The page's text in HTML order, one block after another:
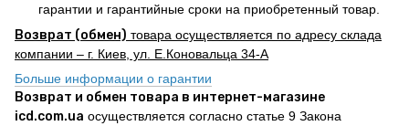
гарантии и гарантийные сроки на приобретенный товар.
Возврат (обмен) товара осуществляется по адресу склада
компании – г. Киев, ул. Е.Коновальца 34-А
Больше информации о гарантии
Возврат и обмен товара в интернет-магазине
icd.com.ua осуществляется согласно статье 9 Закона